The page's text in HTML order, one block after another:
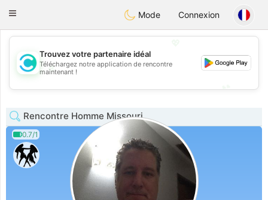
olombiaCitas
Toggle
Mode Connexion
💖
💕
Trouvez votre partenaire idéal
Téléchargez notre application de rencontre
maintenant !
Rencontre Homme Missouri
0.7/1